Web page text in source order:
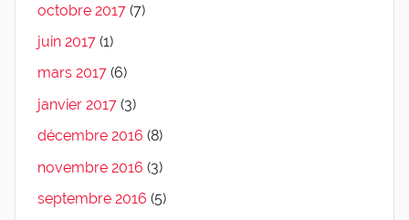
octobre 2017 (7)
juin 2017 (1)
mars 2017 (6)
janvier 2017 (3)
décembre 2016 (8)
novembre 2016 (3)
septembre 2016 (5)